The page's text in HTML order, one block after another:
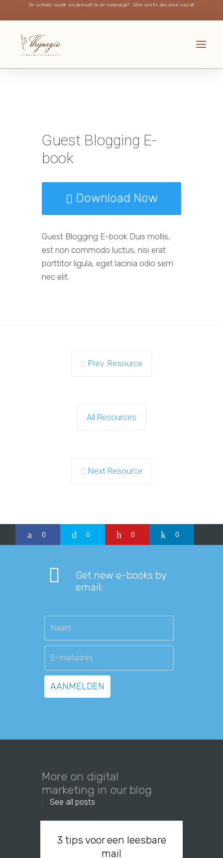
De website wordt vernieuwd! In de tussentijd? Alles werkt, dus scrol vooral!
Guest Blogging E-
book
Download Now
Guest Blogging E-book Duis mollis,
est non commodo luctus, nisi erat
porttitor ligula, eget lacinia odio sem
nec elit.
Prev. Resource
All Resources
Next Resource
0 0 0 0
Get new e-books by
email:
More on digital
marketing in our blog
See all posts
3 tips voor een leesbare
mail